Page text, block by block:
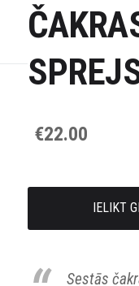
€22.00
IELIKT
Sestās